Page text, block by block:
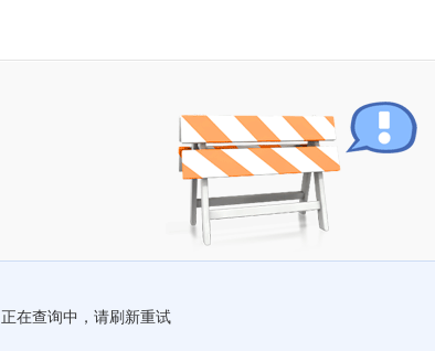
正在查询中，请刷新重试